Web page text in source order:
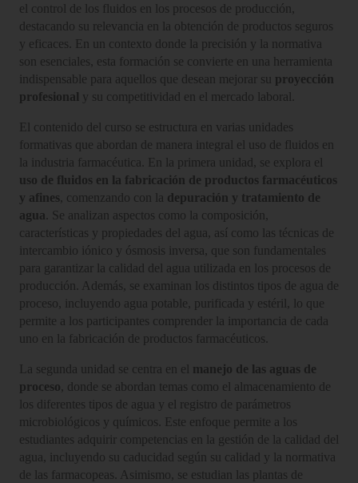
el control de los fluidos en los procesos de producción,
destacando su relevancia en la obtención de productos seguros
y eficaces. En un contexto donde la precisión y la normativa
son esenciales, esta formación se convierte en una herramienta
indispensable para aquellos que desean mejorar su proyección
profesional y su competitividad en el mercado laboral.
El contenido del curso se estructura en varias unidades
formativas que abordan de manera integral el uso de fluidos en
la industria farmacéutica. En la primera unidad, se explora el
uso de fluidos en la fabricación de productos farmacéuticos
y afines , comenzando con la depuración y tratamiento de
agua . Se analizan aspectos como la composición,
características y propiedades del agua, así como las técnicas de
intercambio iónico y ósmosis inversa, que son fundamentales
para garantizar la calidad del agua utilizada en los procesos de
producción. Además, se examinan los distintos tipos de agua de
proceso, incluyendo agua potable, purificada y estéril, lo que
permite a los participantes comprender la importancia de cada
uno en la fabricación de productos farmacéuticos.
La segunda unidad se centra en el manejo de las aguas de
proceso , donde se abordan temas como el almacenamiento de
los diferentes tipos de agua y el registro de parámetros
microbiológicos y químicos. Este enfoque permite a los
estudiantes adquirir competencias en la gestión de la calidad del
agua, incluyendo su caducidad según su calidad y la normativa
de las farmacopeas. Asimismo, se estudian las plantas de